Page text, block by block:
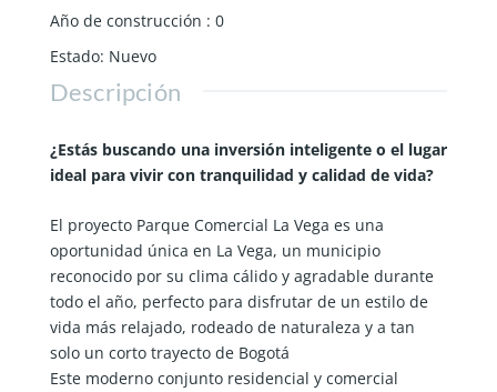
Año de construcción : 0
Estado: Nuevo
Descripción
¿Estás buscando una inversión inteligente o el lugar
ideal para vivir con tranquilidad y calidad de vida?
El proyecto Parque Comercial La Vega es una
oportunidad única en La Vega, un municipio
reconocido por su clima cálido y agradable durante
todo el año, perfecto para disfrutar de un estilo de
vida más relajado, rodeado de naturaleza y a tan
solo un corto trayecto de Bogotá
Este moderno conjunto residencial y comercial